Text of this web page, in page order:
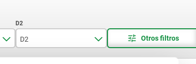
D2
11